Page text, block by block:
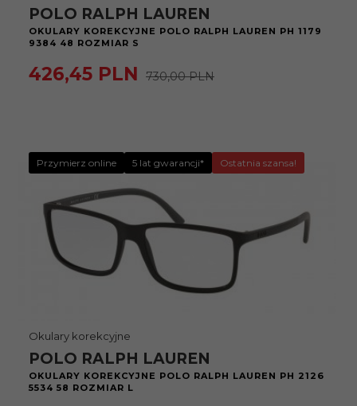
POLO RALPH LAUREN
OKULARY KOREKCYJNE POLO RALPH LAUREN PH 1179
9384 48 ROZMIAR S
426,45 PLN 730,00 PLN
Przymierz online 5 lat gwarancji* Ostatnia szansa!
Okulary korekcyjne
POLO RALPH LAUREN
OKULARY KOREKCYJNE POLO RALPH LAUREN PH 2126
5534 58 ROZMIAR L